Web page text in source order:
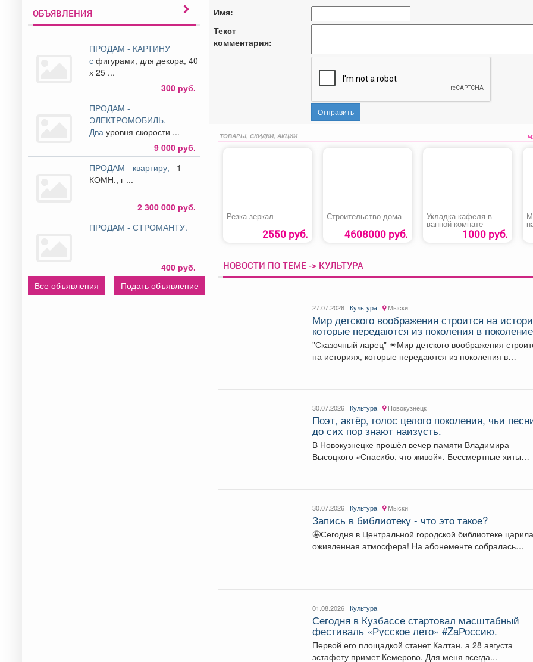
ОБЪЯВЛЕНИЯ
ПРОДАМ - КАРТИНУ
сфигурами, для декора, 40
х 25 ...
300 руб.
ПРОДАМ -
ЭЛЕКТРОМОБИЛЬ.
Двауровня скорости ...
9 000 руб.
ПРОДАМ - квартиру,
1-
КОМН., г ...
2 300 000 руб.
ПРОДАМ - СТРОМАНТУ.
400 руб.
Все объявления
Подать объявление
Имя:
Текст
комментария:
Отправить
ТОВАРЫ, СКИДКИ, АКЦИИ
Резка зеркал
2550 руб.
Строительство дома
4608000 руб.
Укладка кафеля в
ванной комнате
1000 руб.
НОВОСТИ ПО ТЕМЕ -> КУЛЬТУРА
27.07.2026 | Культура | Мыски
Мир детского воображения строится на
которые передаются из поколения в
"Сказочный ларец" ☀Мир детского воображения строится
на историях, которые передаются из поколения в
30.07.2026 | Культура | Новокузнецк
Поэт, актёр, голос целого поколения, чьи
до сих пор знают наизусть.
В Новокузнецке прошёл вечер памяти Владимира
Высоцкого «Спасибо, что живой». Бессмертные хиты
30.07.2026 | Культура | Мыски
Запись в библиотеку - что это такое?
🤩Сегодня в Центральной городской библиотеке царила
оживленная атмосфера! На абонементе собралась
01.08.2026 | Культура
Сегодня в Кузбассе стартовал масштабный
фестиваль «Русское лето» #ZaРоссию.
Первой его площадкой станет Калтан, а 28 августа
эстафету примет Кемерово. Для меня всегда...